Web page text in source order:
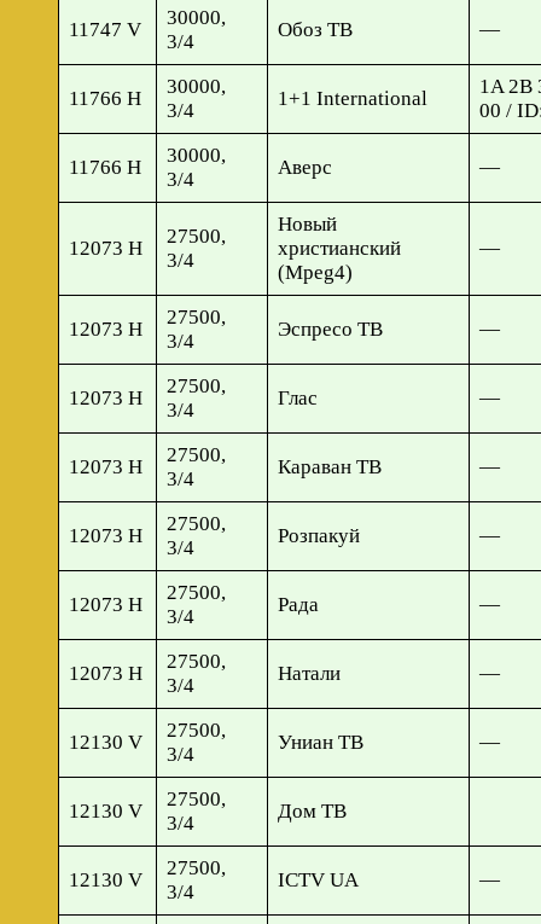
11747 V
30000,
3/4
Обоз ТВ —
11766 H
30000,
3/4
1+1 International
1A 2B
00 /
11766 H
30000,
3/4
Аверс —
12073 H
27500,
3/4
Новый
христианский
(Mpeg4)
—
12073 H
27500,
3/4
Эспресо ТВ —
12073 H
27500,
3/4
Глас —
12073 H
27500,
3/4
Караван ТВ —
12073 H
27500,
3/4
Розпакуй —
12073 H
27500,
3/4
Рада —
12073 H
27500,
3/4
Натали —
12130 V
27500,
3/4
Униан ТВ —
12130 V
27500,
3/4
Дом ТВ
12130 V
27500,
3/4
ICTV UA —